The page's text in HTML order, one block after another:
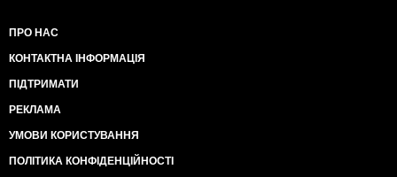
ПРО НАС
КОНТАКТНА ІНФОРМАЦІЯ
ПІДТРИМАТИ
РЕКЛАМА
УМОВИ КОРИСТУВАННЯ
ПОЛІТИКА КОНФІДЕНЦІЙНОСТІ